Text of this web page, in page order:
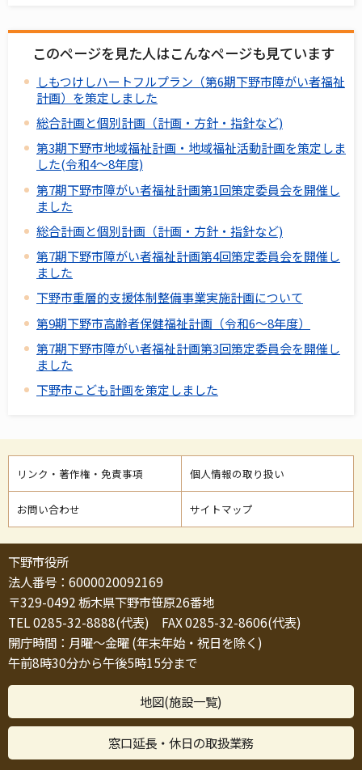
このページを見た人はこんなページも見ています
しもつけしハートフルプラン（第6期下野市障がい者福祉
計画）を策定しました
総合計画と個別計画（計画・方針・指針など)
第3期下野市地域福祉計画・地域福祉活動計画を策定しま
した(令和4～8年度)
第7期下野市障がい者福祉計画第1回策定委員会を開催し
ました
総合計画と個別計画（計画・方針・指針など)
第7期下野市障がい者福祉計画第4回策定委員会を開催し
ました
下野市重層的支援体制整備事業実施計画について
第9期下野市高齢者保健福祉計画（令和6～8年度）
第7期下野市障がい者福祉計画第3回策定委員会を開催し
ました
下野市こども計画を策定しました
リンク・著作権・免責事項 個人情報の取り扱い
お問い合わせ サイトマップ
下野市役所
法人番号：6000020092169
〒329-0492 栃木県下野市笹原26番地
TEL 0285-32-8888(代表) FAX 0285-32-8606(代表)
開庁時間：月曜～金曜 (年末年始・祝日を除く)
午前8時30分から午後5時15分まで
地図(施設一覧)
窓口延長・休日の取扱業務